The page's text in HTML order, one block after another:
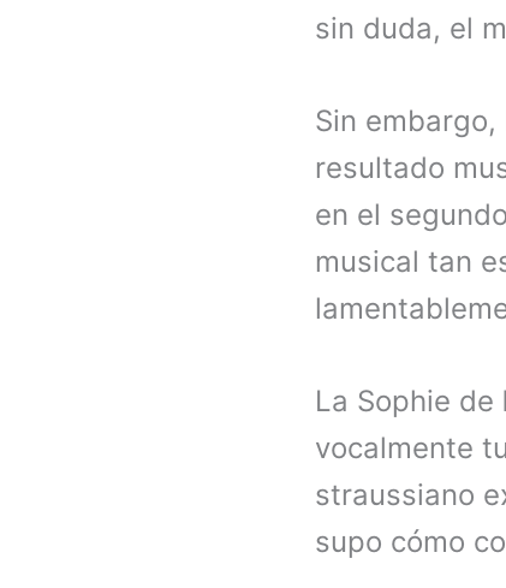
sin duda, el
Sin
resultado
en el
musical tan
La Sophie de
vocalmente
straussiano
supo cómo